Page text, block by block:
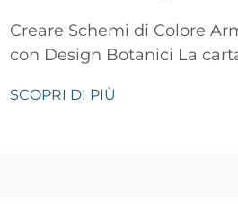
Creare Schemi di Colore
con Design Botanici La
un'eleganza senza tempo e
SCOPRI DI PIÙ